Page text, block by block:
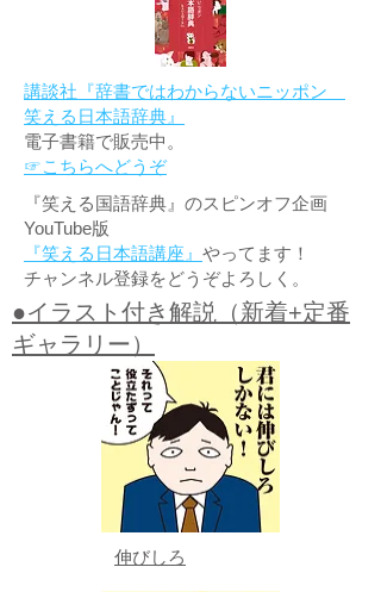
講談社『辞書ではわからないニッポン
笑える日本語辞典』
電子書籍で販売中。
☞こちらへどうぞ
『笑える国語辞典』のスピンオフ企画
YouTube版
『笑える日本語講座』 やってます！
チャンネル登録をどうぞよろしく。
●イラスト付き解説（新着+定番
ギャラリー）
伸びしろ